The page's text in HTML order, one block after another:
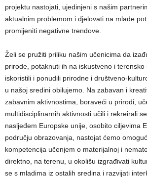
projektu nastojati, ujedinjeni s našim
aktualnim problemom i djelovati na mlade
promijeniti negativne trendove.
Želi se pružiti priliku našim učenicima da
prirode, potaknuti ih na iskustveno i
iskoristili i ponudili prirodne i društveno-
u našoj sredini obilujemo. Na zabavan i
zabavnim aktivnostima, boraveći u prirodi,
multidisciplinarnih aktivnosti učili i rekreirali
nasljeđem Europske unije, osobito ciljevima
području obrazovanja, nastojat ćemo
kompetencija učenjem o materijalnoj i
direktno, na terenu, u okolišu izgrađivati
se s mladima iz ostalih sredina i razvijati